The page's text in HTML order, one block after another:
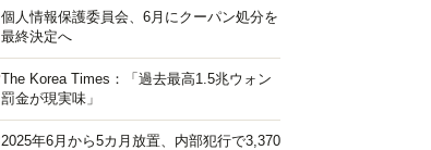
個人情報保護委員会、6月にクーパン処分を
最終決定へ
The Korea Times：「過去最高1.5兆ウォン
罰金が現実味」
2025年6月から5カ月放置、内部犯行で3,370